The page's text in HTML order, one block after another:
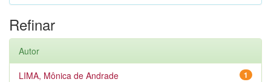
Refinar
Autor
1
LIMA, Mônica de Andrade